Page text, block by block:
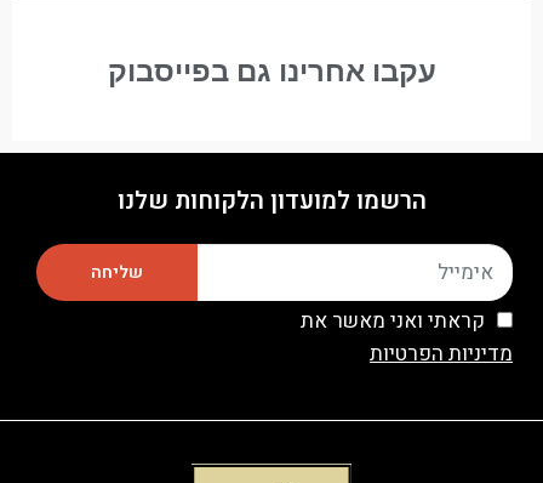
עקבו אחרינו גם בפייסבוק
הרשמו למועדון הלקוחות שלנו
קראתי ואני מאשר את
מדיניות הפרטיות
שליחה